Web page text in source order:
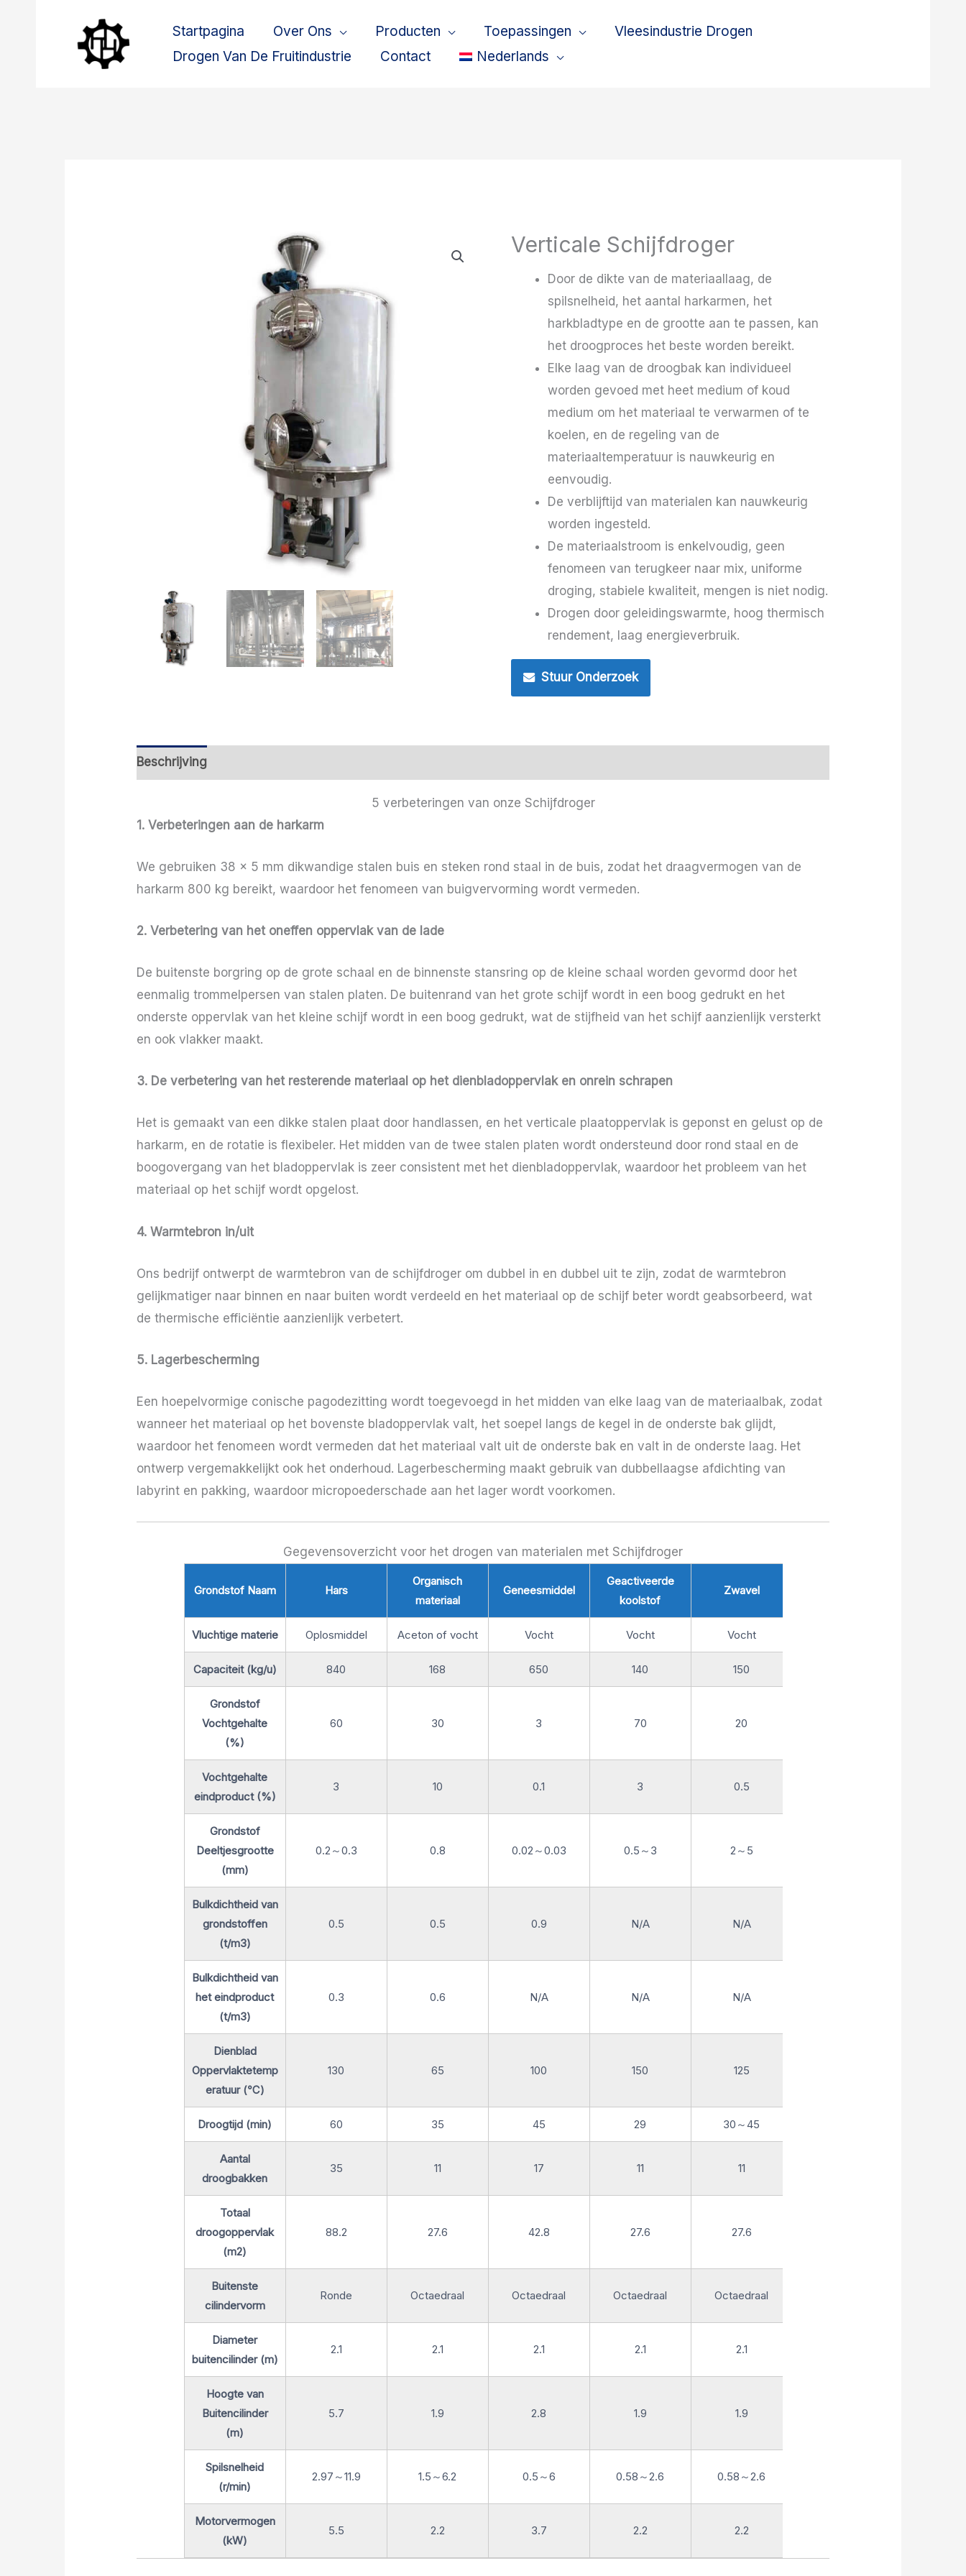
Startpagina Over Ons Producten Toepassingen
Vleesindustrie Drogen
Drogen Van De Fruitindustrie
Contact Nederlands
Verticale Schijfdroger
Door de dikte van de materiaallaag, de
spilsnelheid, het aantal harkarmen, het
harkbladtype en de grootte aan te passen, kan
het droogproces het beste worden bereikt.
Elke laag van de droogbak kan individueel
worden gevoed met heet medium of koud
medium om het materiaal te verwarmen of te
koelen, en de regeling van de
materiaaltemperatuur is nauwkeurig en
eenvoudig.
De verblijftijd van materialen kan nauwkeurig
worden ingesteld.
De materiaalstroom is enkelvoudig, geen
fenomeen van terugkeer naar mix, uniforme
droging, stabiele kwaliteit, mengen is niet nodig.
Drogen door geleidingswarmte, hoog thermisch
rendement, laag energieverbruik.
Stuur Onderzoek
Beschrijving
5 verbeteringen van onze Schijfdroger
1. Verbeteringen aan de harkarm
We gebruiken 38 × 5 mm dikwandige stalen buis en steken rond staal in de buis, zodat het draagvermogen van de
harkarm 800 kg bereikt, waardoor het fenomeen van buigvervorming wordt vermeden.
2. Verbetering van het oneffen oppervlak van de lade
De buitenste borgring op de grote schaal en de binnenste stansring op de kleine schaal worden gevormd door het
eenmalig trommelpersen van stalen platen. De buitenrand van het grote schijf wordt in een boog gedrukt en het
onderste oppervlak van het kleine schijf wordt in een boog gedrukt, wat de stijfheid van het schijf aanzienlijk versterkt
en ook vlakker maakt.
3. De verbetering van het resterende materiaal op het dienbladoppervlak en onrein schrapen
Het is gemaakt van een dikke stalen plaat door handlassen, en het verticale plaatoppervlak is geponst en gelust op de
harkarm, en de rotatie is flexibeler. Het midden van de twee stalen platen wordt ondersteund door rond staal en de
boogovergang van het bladoppervlak is zeer consistent met het dienbladoppervlak, waardoor het probleem van het
materiaal op het schijf wordt opgelost.
4. Warmtebron in/uit
Ons bedrijf ontwerpt de warmtebron van de schijfdroger om dubbel in en dubbel uit te zijn, zodat de warmtebron
gelijkmatiger naar binnen en naar buiten wordt verdeeld en het materiaal op de schijf beter wordt geabsorbeerd, wat
de thermische efficiëntie aanzienlijk verbetert.
5. Lagerbescherming
Een hoepelvormige conische pagodezitting wordt toegevoegd in het midden van elke laag van de materiaalbak, zodat
wanneer het materiaal op het bovenste bladoppervlak valt, het soepel langs de kegel in de onderste bak glijdt,
waardoor het fenomeen wordt vermeden dat het materiaal valt uit de onderste bak en valt in de onderste laag. Het
ontwerp vergemakkelijkt ook het onderhoud. Lagerbescherming maakt gebruik van dubbellaagse afdichting van
labyrint en pakking, waardoor micropoederschade aan het lager wordt voorkomen.
Gegevensoverzicht voor het drogen van materialen met Schijfdroger
Grondstof Naam Hars
Organisch
materiaal
Geneesmiddel
Geactiveerde
koolstof
Zwavel
Vluchtige materie Oplosmiddel Aceton of vocht Vocht Vocht Vocht
Capaciteit (kg/u) 840 168 650 140 150
Grondstof
Vochtgehalte
(%)
60 30 3 70 20
Vochtgehalte
eindproduct (%)
3 10 0.1 3 0.5
Grondstof
Deeltjesgrootte
(mm)
0.2～0.3 0.8 0.02～0.03 0.5～3 2～5
Bulkdichtheid van
grondstoffen
(t/m3)
0.5 0.5 0.9 N/A N/A
Bulkdichtheid van
het eindproduct
(t/m3)
0.3 0.6 N/A N/A N/A
Dienblad
Oppervlaktetemp
eratuur (℃)
130 65 100 150 125
Droogtijd (min) 60 35 45 29 30～45
Aantal
droogbakken
35 11 17 11 11
Totaal
droogoppervlak
(m2)
88.2 27.6 42.8 27.6 27.6
Buitenste
cilindervorm
Ronde Octaedraal Octaedraal Octaedraal Octaedraal
Diameter
buitencilinder (m)
2.1 2.1 2.1 2.1 2.1
Hoogte van
Buitencilinder
(m)
5.7 1.9 2.8 1.9 1.9
Spilsnelheid
(r/min)
2.97～11.9 1.5～6.2 0.5～6 0.58～2.6 0.58～2.6
Motorvermogen
(kW)
5.5 2.2 3.7 2.2 2.2